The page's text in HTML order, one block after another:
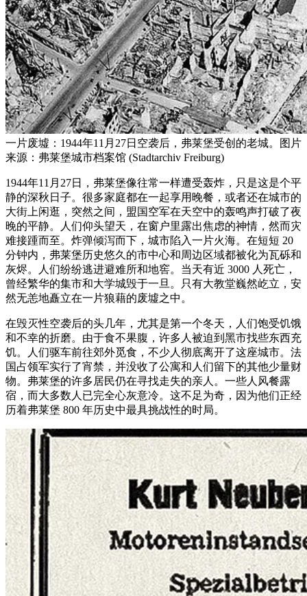
一片废墟：1944年11月27日空袭后，弗莱堡受创的老城。图片
来源：弗莱堡城市档案馆 (Stadtarchiv Freiburg)
1944年11月27日，弗莱堡像往常一样遭受轰炸，只是这是个平
静的深秋日子。很多家庭都在一起享用晚餐，或者还在城市的
大街上闲逛，突然之间，盟国空军在天空中的轰鸣声打破了夜
晚的平静。人们仰头望天，在窗户里露出焦虑的神情，然而灾
难接踵而至。炸弹倾泻而下，城市陷入一片火海。在短短 20
分钟内，弗莱堡历史悠久的市中心和周边区域都被化为瓦砾和
灰烬。人们纷纷逃进避难所和地窖。当天有近 3000 人死亡，
曾经繁华的集市和大学城毁于一旦。只有大教堂巍然屹立，安
然无恙地矗立在一片狼藉的废墟之中。
在毁灭性空袭后的头几年，尤其是第一个冬天，人们饱受饥饿
和不幸的折磨。由于食不果腹，许多人被迫到黑市找些东西充
饥。人们驱车前往郊外觅食，不少人彻底离开了这座城市。法
国占领军实行了宵禁，并没收了公寓和人们留下的其他少量财
物。弗莱堡的许多居民仍在寻找走失的亲人。一些人风餐露
宿，而大多数人已完全心灰意冷。这不足为奇，因为他们正经
历着弗莱堡 800 年历史中最具挑战性的时局。